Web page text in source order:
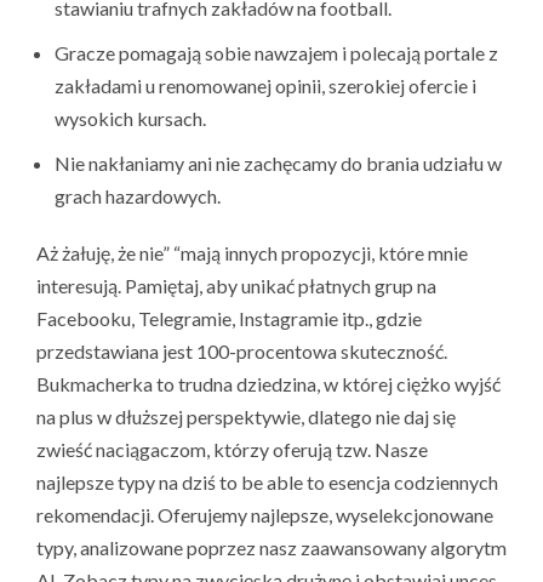
stawianiu trafnych zakładów na football.
Gracze pomagają sobie nawzajem i polecają portale z
zakładami u renomowanej opinii, szerokiej ofercie i
wysokich kursach.
Nie nakłaniamy ani nie zachęcamy do brania udziału w
grach hazardowych.
Aż żałuję, że nie” “mają innych propozycji, które mnie
interesują. Pamiętaj, aby unikać płatnych grup na
Facebooku, Telegramie, Instagramie itp., gdzie
przedstawiana jest 100-procentowa skuteczność.
Bukmacherka to trudna dziedzina, w której ciężko wyjść
na plus w dłuższej perspektywie, dlatego nie daj się
zwieść naciągaczom, którzy oferują tzw. Nasze
najlepsze typy na dziś to be able to esencja codziennych
rekomendacji. Oferujemy najlepsze, wyselekcjonowane
typy, analizowane poprzez nasz zaawansowany algorytm